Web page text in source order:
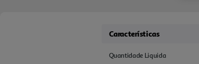
Características
Quantidade Liquida